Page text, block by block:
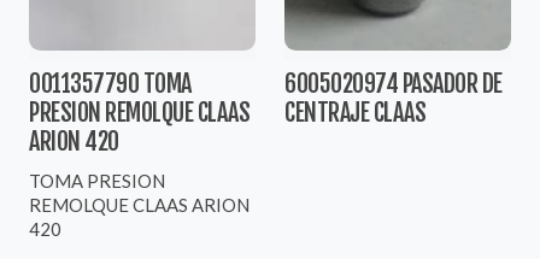
0011357790 TOMA
PRESION REMOLQUE CLAAS
ARION 420
TOMA PRESION
REMOLQUE CLAAS ARION
420
6005020974 PASADOR DE
CENTRAJE CLAAS